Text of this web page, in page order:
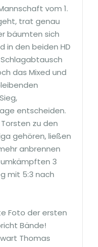
vom 1.
trat genau
bäumten sich
in den beiden HD
Schlagabtausch
das Mixed und
entscheiden.
zu den
gehören, ließen
anbrennen
3
mit 5:3 nach
Foto der ersten
Bände!
Thomas